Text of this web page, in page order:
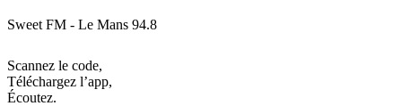
Sweet FM - Le Mans 94.8
Scannez le code,
Téléchargez l’app,
Écoutez.